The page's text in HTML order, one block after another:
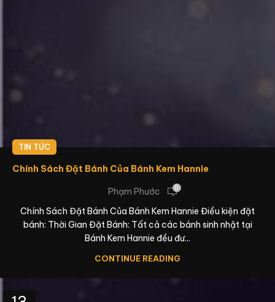
TIN TỨC
Chính Sách Đặt Bánh Của Bánh Kem Hannie
Phạm Phước 0
Chính Sách Đặt Bánh Của Bánh Kem Hannie Điều kiện đặt
bánh: Thời Gian Đặt Bánh: Tất cả các bánh sinh nhật tại
Bánh Kem Hannie đều đư...
CONTINUE READING